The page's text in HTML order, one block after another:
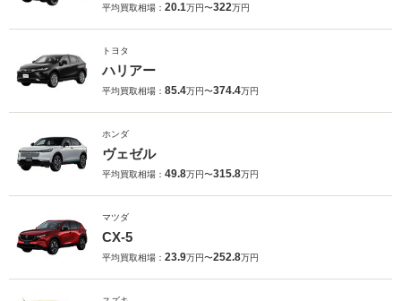
平均買取相場： 20.1万円〜322万円
トヨタ
ハリアー
平均買取相場： 85.4万円〜374.4万円
ホンダ
ヴェゼル
平均買取相場： 49.8万円〜315.8万円
マツダ
CX-5
平均買取相場： 23.9万円〜252.8万円